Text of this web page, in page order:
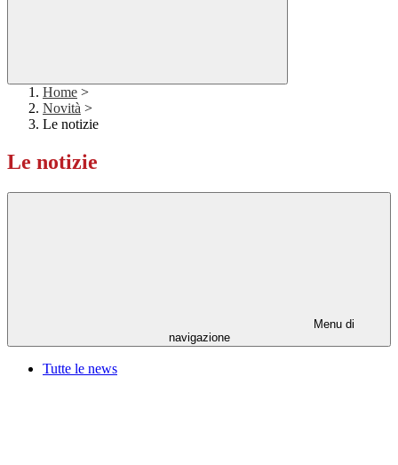
Home >
Novità >
Le notizie
Le notizie
Menu di
navigazione
Tutte le news